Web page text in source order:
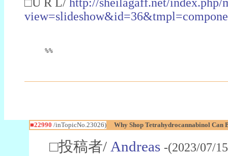
%%
■22990 /inTopicNo.23026) Why Shop Tetrahydrocannabinol Can
□投稿者/ Andreas -(2023/07/